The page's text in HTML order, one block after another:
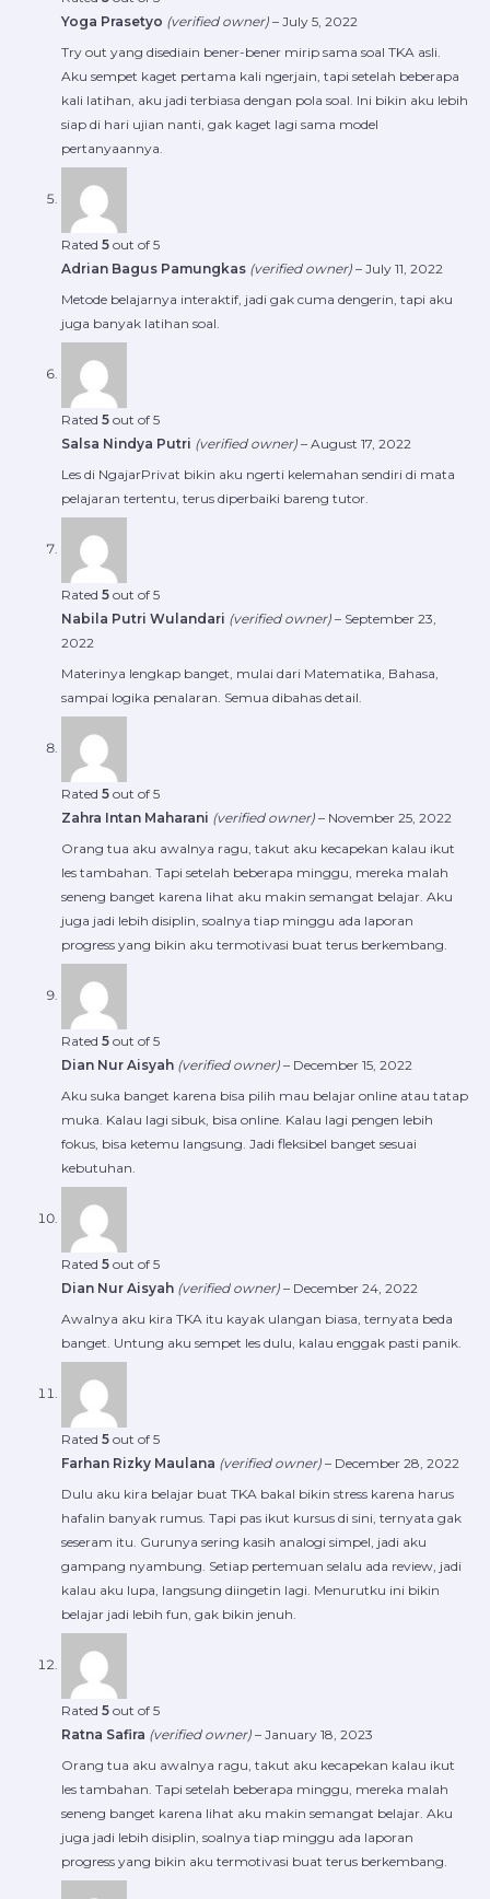
Yoga Prasetyo (verified owner) – July 5, 2022
Try out yang disediain bener-bener mirip sama soal TKA asli.
Aku sempet kaget pertama kali ngerjain, tapi setelah beberapa
kali latihan, aku jadi terbiasa dengan pola soal. Ini bikin aku lebih
siap di hari ujian nanti, gak kaget lagi sama model
pertanyaannya.
Rated 5 out of 5
Adrian Bagus Pamungkas (verified owner) – July 11, 2022
Metode belajarnya interaktif, jadi gak cuma dengerin, tapi aku
juga banyak latihan soal.
Rated 5 out of 5
Salsa Nindya Putri (verified owner) – August 17, 2022
Les di NgajarPrivat bikin aku ngerti kelemahan sendiri di mata
pelajaran tertentu, terus diperbaiki bareng tutor.
Rated 5 out of 5
Nabila Putri Wulandari (verified owner) – September 23,
2022
Materinya lengkap banget, mulai dari Matematika, Bahasa,
sampai logika penalaran. Semua dibahas detail.
Rated 5 out of 5
Zahra Intan Maharani (verified owner) – November 25, 2022
Orang tua aku awalnya ragu, takut aku kecapekan kalau ikut
les tambahan. Tapi setelah beberapa minggu, mereka malah
seneng banget karena lihat aku makin semangat belajar. Aku
juga jadi lebih disiplin, soalnya tiap minggu ada laporan
progress yang bikin aku termotivasi buat terus berkembang.
Rated 5 out of 5
Dian Nur Aisyah (verified owner) – December 15, 2022
Aku suka banget karena bisa pilih mau belajar online atau tatap
muka. Kalau lagi sibuk, bisa online. Kalau lagi pengen lebih
fokus, bisa ketemu langsung. Jadi fleksibel banget sesuai
kebutuhan.
Rated 5 out of 5
Dian Nur Aisyah (verified owner) – December 24, 2022
Awalnya aku kira TKA itu kayak ulangan biasa, ternyata beda
banget. Untung aku sempet les dulu, kalau enggak pasti panik.
Rated 5 out of 5
Farhan Rizky Maulana (verified owner) – December 28, 2022
Dulu aku kira belajar buat TKA bakal bikin stress karena harus
hafalin banyak rumus. Tapi pas ikut kursus di sini, ternyata gak
seseram itu. Gurunya sering kasih analogi simpel, jadi aku
gampang nyambung. Setiap pertemuan selalu ada review, jadi
kalau aku lupa, langsung diingetin lagi. Menurutku ini bikin
belajar jadi lebih fun, gak bikin jenuh.
Rated 5 out of 5
Ratna Safira (verified owner) – January 18, 2023
Orang tua aku awalnya ragu, takut aku kecapekan kalau ikut
les tambahan. Tapi setelah beberapa minggu, mereka malah
seneng banget karena lihat aku makin semangat belajar. Aku
juga jadi lebih disiplin, soalnya tiap minggu ada laporan
progress yang bikin aku termotivasi buat terus berkembang.